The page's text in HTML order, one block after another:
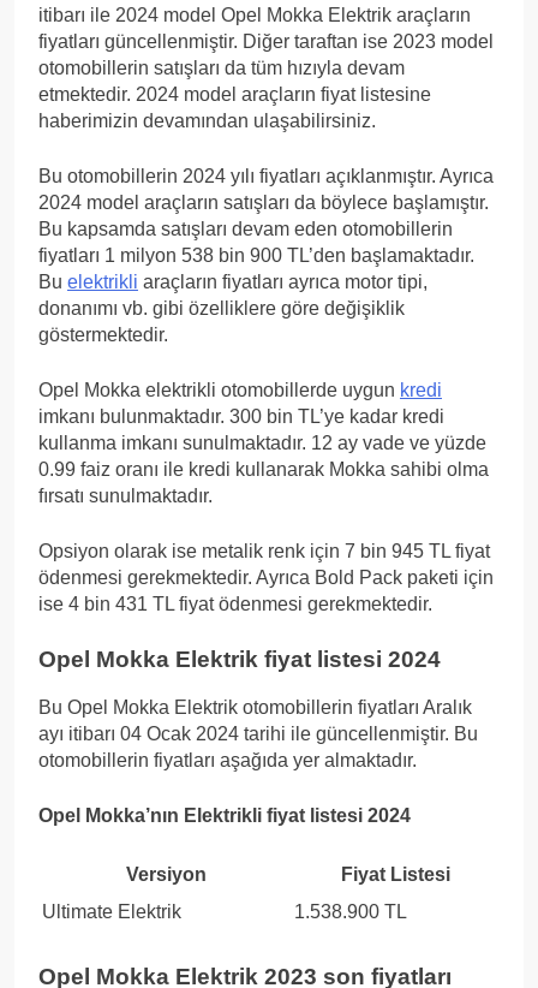
itibarı ile 2024 model Opel Mokka Elektrik araçların
fiyatları güncellenmiştir. Diğer taraftan ise 2023 model
otomobillerin satışları da tüm hızıyla devam
etmektedir. 2024 model araçların fiyat listesine
haberimizin devamından ulaşabilirsiniz.
Bu otomobillerin 2024 yılı fiyatları açıklanmıştır. Ayrıca
2024 model araçların satışları da böylece başlamıştır.
Bu kapsamda satışları devam eden otomobillerin
fiyatları 1 milyon 538 bin 900 TL’den başlamaktadır.
Bu elektrikli araçların fiyatları ayrıca motor tipi,
donanımı vb. gibi özelliklere göre değişiklik
göstermektedir.
Opel Mokka elektrikli otomobillerde uygun kredi
imkanı bulunmaktadır. 300 bin TL’ye kadar kredi
kullanma imkanı sunulmaktadır. 12 ay vade ve yüzde
0.99 faiz oranı ile kredi kullanarak Mokka sahibi olma
fırsatı sunulmaktadır.
Opsiyon olarak ise metalik renk için 7 bin 945 TL fiyat
ödenmesi gerekmektedir. Ayrıca Bold Pack paketi için
ise 4 bin 431 TL fiyat ödenmesi gerekmektedir.
Opel Mokka Elektrik fiyat listesi 2024
Bu Opel Mokka Elektrik otomobillerin fiyatları Aralık
ayı itibarı 04 Ocak 2024 tarihi ile güncellenmiştir. Bu
otomobillerin fiyatları aşağıda yer almaktadır.
Opel Mokka’nın Elektrikli fiyat listesi 2024
Versiyon
Fiyat Listesi
Ultimate Elektrik
1.538.900 TL
Opel Mokka Elektrik 2023 son fiyatları